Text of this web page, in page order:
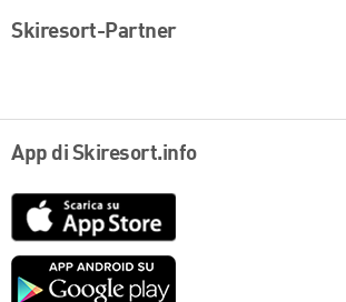
Skiresort-Partner
App di Skiresort.info
Google